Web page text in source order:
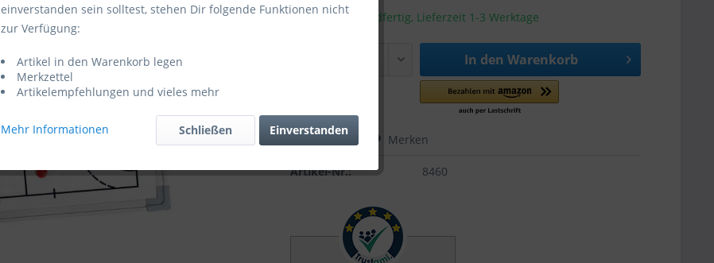
Sofort versandfertig, Lieferzeit 1-3 Werktage
In den Warenkorb
Vergleichen Merken
Artikel-Nr.: 8460
einverstanden sein solltest, stehen Dir folgende Funktionen nicht
zur Verfügung:
Artikel in den Warenkorb legen
Merkzettel
Artikelempfehlungen und vieles mehr
Mehr Informationen Einverstanden
Schließen